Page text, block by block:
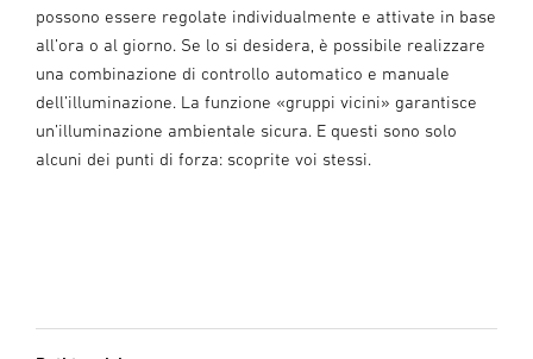
possono essere regolate individualmente e attivate in base
all’ora o al giorno. Se lo si desidera, è possibile realizzare
una combinazione di controllo automatico e manuale
dell’illuminazione. La funzione «gruppi vicini» garantisce
un’illuminazione ambientale sicura. E questi sono solo
alcuni dei punti di forza: scoprite voi stessi.